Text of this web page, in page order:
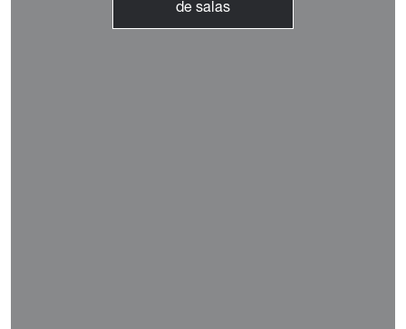
de salas